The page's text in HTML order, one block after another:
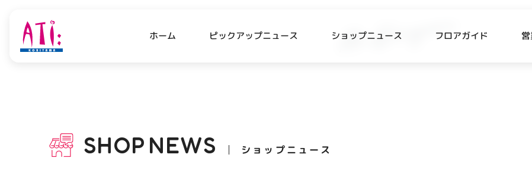
ホーム ピックアップニュース ショップニュース フロアガイド
SHOP NEWS ショップニュース